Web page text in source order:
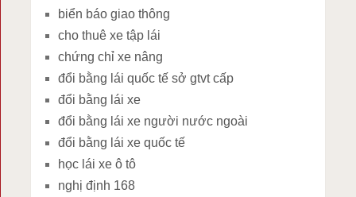
biển báo giao thông
cho thuê xe tập lái
chứng chỉ xe nâng
đổi bằng lái quốc tế sở gtvt cấp
đổi bằng lái xe
đổi bằng lái xe người nước ngoài
đổi bằng lái xe quốc tế
học lái xe ô tô
nghị định 168